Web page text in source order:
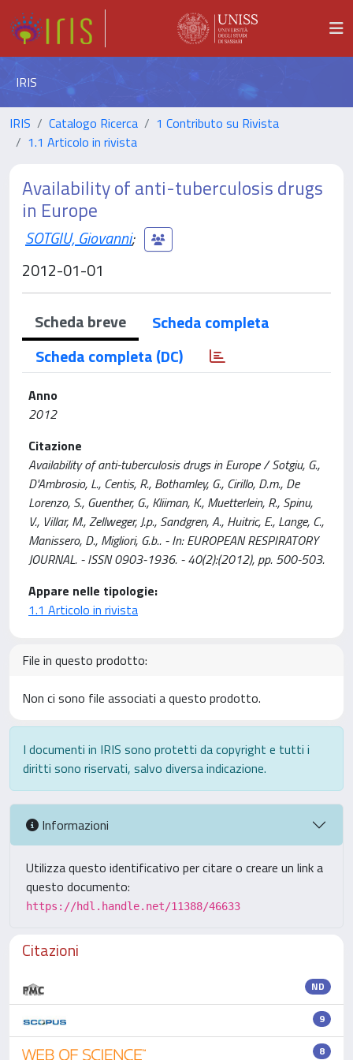
IRIS
IRIS Catalogo Ricerca
1 Contributo su Rivista
1.1 Articolo in rivista
Availability of anti-tuberculosis drugs
in Europe
SOTGIU, Giovanni;
2012-01-01
Scheda breve
Scheda completa
Scheda completa (DC)
Anno
2012
Citazione
Availability of anti-tuberculosis drugs in Europe / Sotgiu, G.,
D'Ambrosio, L., Centis, R., Bothamley, G., Cirillo, D.m., De
Lorenzo, S., Guenther, G., Kliiman, K., Muetterlein, R., Spinu,
V., Villar, M., Zellweger, J.p., Sandgren, A., Huitric, E., Lange, C.,
Manissero, D., Migliori, G.b.. - In: EUROPEAN RESPIRATORY
JOURNAL. - ISSN 0903-1936. - 40(2):(2012), pp. 500-503.
Appare nelle tipologie:
1.1 Articolo in rivista
File in questo prodotto:
Non ci sono file associati a questo prodotto.
I documenti in IRIS sono protetti da copyright e tutti i
diritti sono riservati, salvo diversa indicazione.
Informazioni
Utilizza questo identificativo per citare o creare un link a
questo documento:
https://hdl.handle.net/11388/46633
Citazioni
ND
9
8